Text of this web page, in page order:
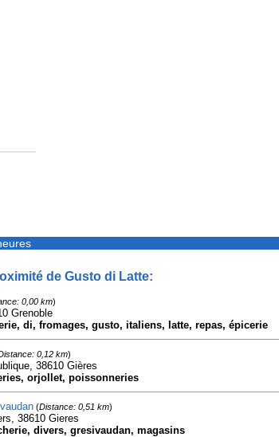
de Gusto di Latte:
0,00 km)
Grenoble
di, fromages, gusto, italiens, latte, repas, épicerie
0,12 km)
38610 Gières
orjollet, poissonneries
(Distance: 0,51 km)
38610 Gieres
divers, gresivaudan, magasins